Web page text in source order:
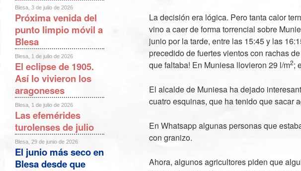
La decisión era lógica. Pero tanta calor
vino a caer de forma torrencial sobre
junio por la tarde, entre las 15:45 y las
precedido de fuertes vientos con rachas
que faltaba! En Muniesa llovieron 29 l/m2;
El alcalde de Muniesa ha dejado
cuatro esquinas, que ha tenido que sacar
En Whatsapp algunas personas que
con granizo.
Ahora, algunos agricultores piden que
Blesa, 3 de julio de 2026
Próxima venida del
punto limpio móvil a
Blesa
Blesa, 1 de julio de 2026
El eclipse de 1905.
Así lo vivieron los
aragoneses
Blesa, 1 de julio de 2026
Las efemérides
turolenses de julio
Blesa, 29 de junio de 2026
El junio más seco en
Blesa desde que